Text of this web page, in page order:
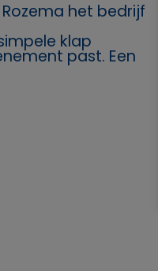
het bedrijf
klap
past. Een